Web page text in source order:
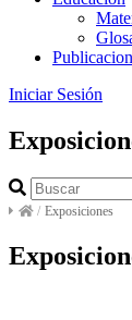
Iniciar Sesión
/ Exposiciones